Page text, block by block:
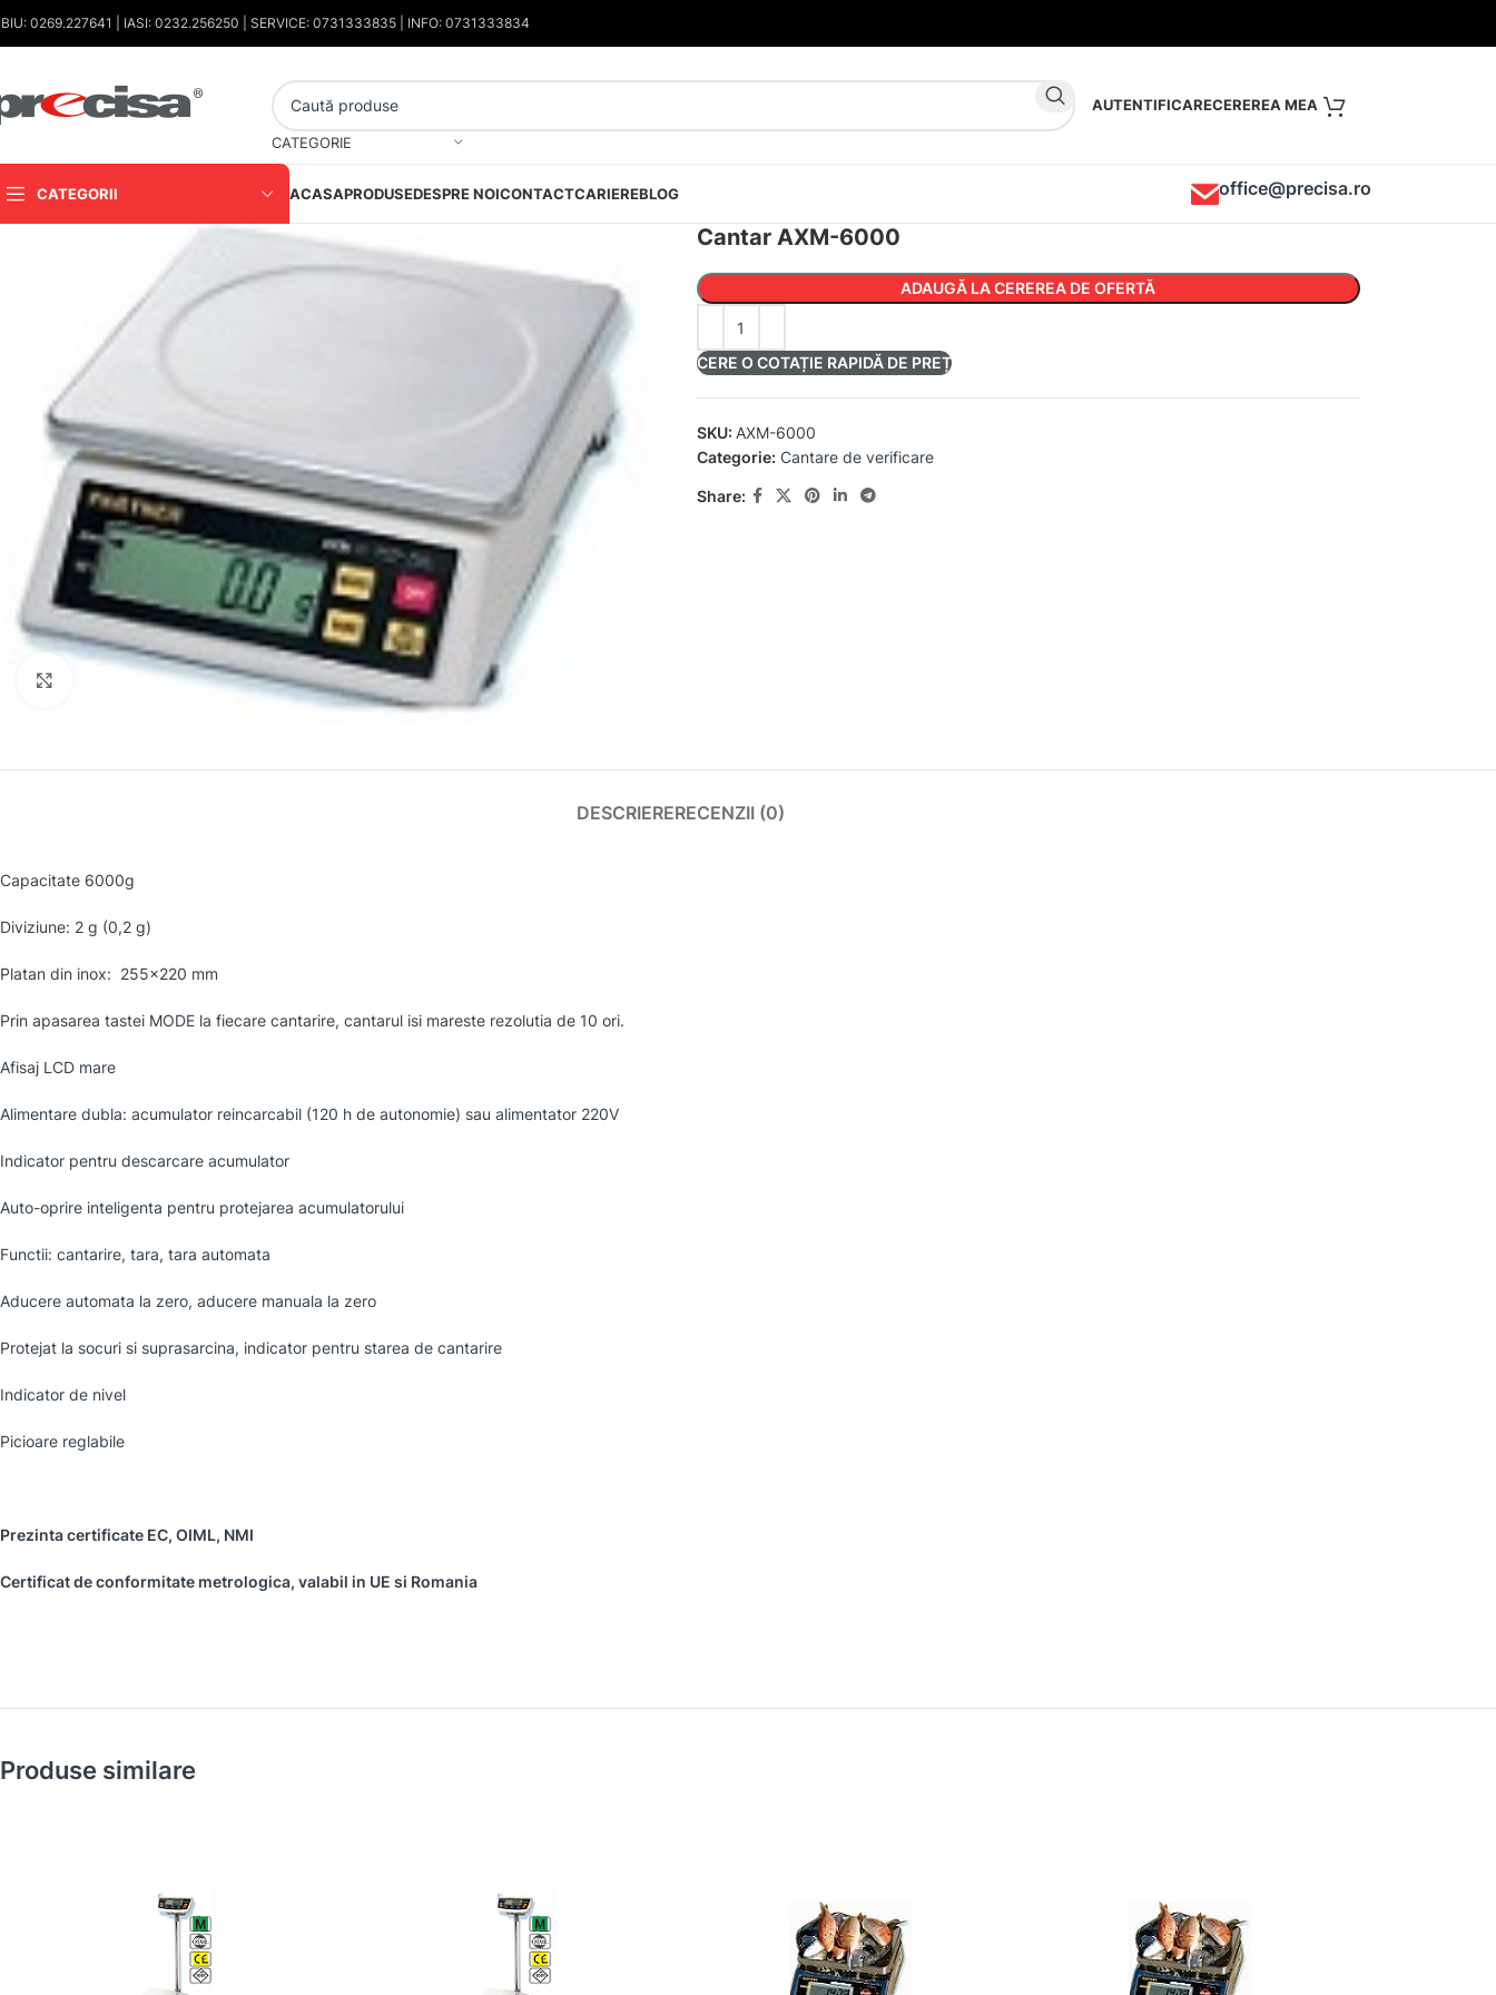
0269.227641 | IASI: 0232.256250 | SERVICE: 0731333835 | INFO: 0731333834
CATEGORIE
AUTENTIFICARE
CATEGORII ACASAPRODUSEDESPRE NOICONTACTCARIEREBLOG office@precisa.ro
Faceți clic pentru a mări
Cantar AXM-6000
ADAUGĂ LA CEREREA DE OFERTĂ
CERE O COTAȚIE RAPIDĂ DE PREȚ
SKU: AXM-6000
Categorie: Cantare de verificare
Share:
DESCRIERERECENZII (0)
Capacitate 6000g
Diviziune: 2 g (0,2 g)
Platan din inox: 255×220 mm
Prin apasarea tastei MODE la fiecare cantarire, cantarul isi mareste rezolutia de 10 ori.
Afisaj LCD mare
Alimentare dubla: acumulator reincarcabil (120 h de autonomie) sau alimentator 220V
Indicator pentru descarcare acumulator
Auto-oprire inteligenta pentru protejarea acumulatorului
Functii: cantarire, tara, tara automata
Aducere automata la zero, aducere manuala la zero
Protejat la socuri si suprasarcina, indicator pentru starea de cantarire
Indicator de nivel
Picioare reglabile
Prezinta certificate EC, OIML, NMI
Certificat de conformitate metrologica, valabil in UE si Romania
Produse similare